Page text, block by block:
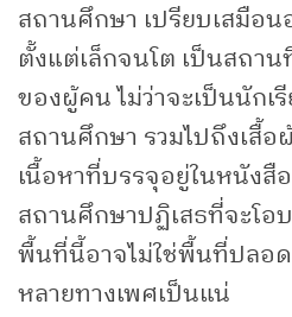
สถานศึกษา เปรียบเสมือ
ตั้งแต่เล็กจนโต เป็นสถา
ของผู้คน ไม่ว่าจะเป็นนักเ
สถานศึกษา รวมไปถึงเสื้อ
เนื้อหาที่บรรจุอยู่ในหนังสื
สถานศึกษาปฏิเสธที่จะโอ
พื้นที่นี้อาจไม่ใช่พื้นที่ปลอ
หลายทางเพศเป็นแน่